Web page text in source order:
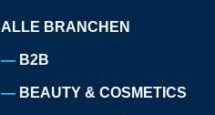
ALLE BRANCHEN
B2B
BEAUTY & COSMETICS